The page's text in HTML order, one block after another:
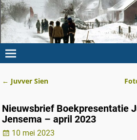
← Juvver Sien
Nieuwsbrief Boekpresentatie
Jensema – april 2023
10 mei 2023